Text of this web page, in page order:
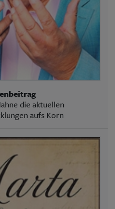
die aktuellen
aufs Korn